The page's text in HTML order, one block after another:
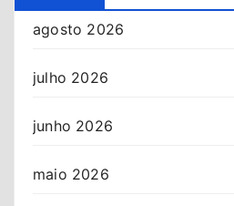
agosto 2026
julho 2026
junho 2026
maio 2026